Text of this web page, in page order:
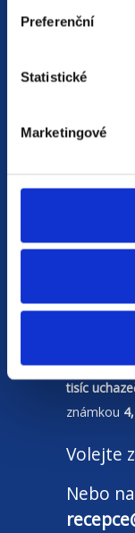
Preferenční
Statistické
Marketingové
rychlém
nebo
a
Od roku
tisíc
známkou
Volejte
Nebo